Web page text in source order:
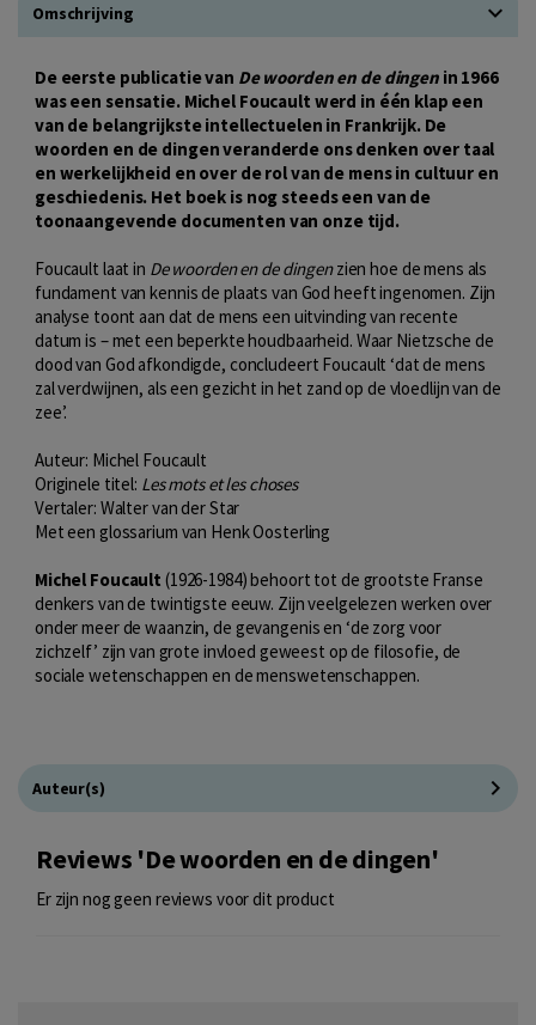
Omschrijving
De eerste publicatie van De woorden en de dingenin 1966
was een sensatie. Michel Foucault werd in één klap een
van de belangrijkste intellectuelen in Frankrijk. De
woorden en de dingen veranderde ons denken over taal
en werkelijkheid en over de rol van de mens in cultuur en
geschiedenis. Het boek is nog steeds een van de
toonaangevende documenten van onze tijd.
Foucault laat in De woorden en de dingenzien hoe de mens als
fundament van kennis de plaats van God heeft ingenomen. Zijn
analyse toont aan dat de mens een uitvinding van recente
datum is – met een beperkte houdbaarheid. Waar Nietzsche de
dood van God afkondigde, concludeert Foucault ‘dat de mens
zal verdwijnen, als een gezicht in het zand op de vloedlijn van de
zee’.
Auteur: Michel Foucault
Originele titel: Les mots et les choses
Vertaler: Walter van der Star
Met een glossarium van Henk Oosterling
Michel Foucault (1926-1984) behoort tot de grootste Franse
denkers van de twintigste eeuw. Zijn veelgelezen werken over
onder meer de waanzin, de gevangenis en ‘de zorg voor
zichzelf’ zijn van grote invloed geweest op de filosofie, de
sociale wetenschappen en de menswetenschappen.
Auteur(s)
Reviews 'De woorden en de dingen'
Er zijn nog geen reviews voor dit product